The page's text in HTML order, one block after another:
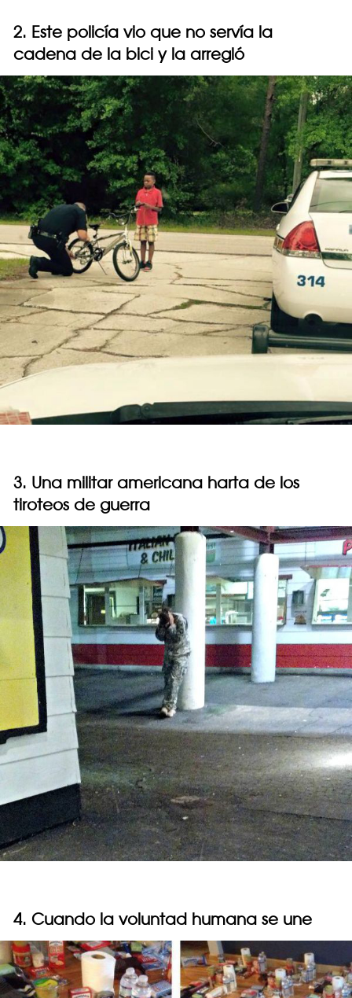
2. Este policía vio que no servía la
cadena de la bici y la arregló
3. Una militar americana harta de los
tiroteos de guerra
4. Cuando la voluntad humana se une